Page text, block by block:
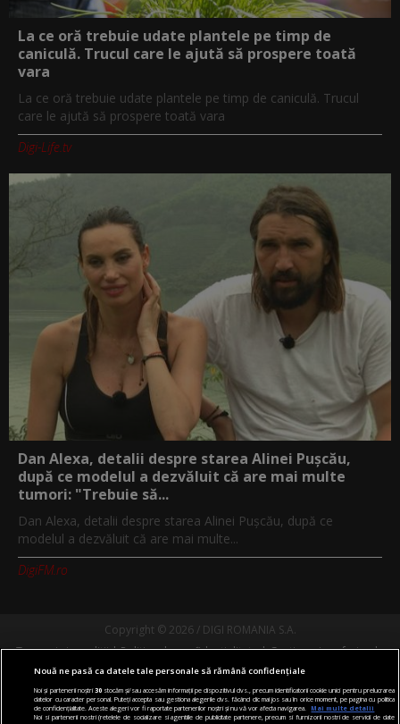
La ce oră trebuie udate plantele pe timp de
caniculă. Trucul care le ajută să prospere toată
vara
La ce oră trebuie udate plantele pe timp de caniculă. Trucul
care le ajută să prospere toată vara
Digi-Life.tv
Dan Alexa, detalii despre starea Alinei Pușcău,
după ce modelul a dezvăluit că are mai multe
tumori: "Trebuie să...
Dan Alexa, detalii despre starea Alinei Pușcău, după ce
modelul a dezvăluit că are mai multe...
DigiFM.ro
Copyright © 2026 / DIGI ROMANIA S.A.
Termeni si conditii
Politica de confidentialitate
Gestionați preferințele
Comunicate de presă
Abonare Digi TV Contact/Info
Urmărește-ne și pe:
Nouă ne pasă ca datele tale personale să rămână confidențiale
Noi și partenerii noștri30stocăm și/sau accesăm informații pe dispozitivul dvs., precum identificatorii cookie unici pentru prelucrarea
datelor cu caracter personal. Puteți accepta sau gestiona alegerile dvs. făcând clic mai jos sau în orice moment, pe pagina cu politica
de confidențialitate. Aceste alegeri vor fi raportate partenerilor noștri și nu vă vor afecta navigarea.
Mai multe detalii
Noi si partenerii nostri (retelele de socializare si agentiile de publicitate partenere, precum si furnizorii nostri de servicii de date